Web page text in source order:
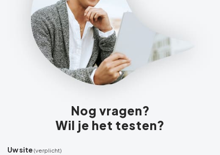
Nog vragen?
Wil je het testen?
Uw site (verplicht)